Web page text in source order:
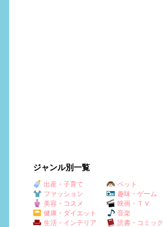
ジャンル別一覧
出産・子育て
ファッション
美容・コスメ
健康・ダイエット
生活・インテリア
ペット
趣味・ゲーム
映画・ＴＶ
音楽
読書・コミック